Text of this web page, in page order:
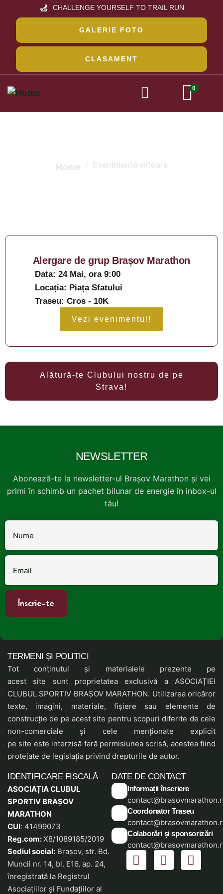
CHALLENGE YOURSELF TO TRAIL RUN
GALERIE FOTO
CLASAMENT
0
Home Evenimente viitoare
Alergare de grup Brașov Marathon
Data: 24 Mai, ora 9:00
Locația: Piața Sfatului
Traseu: Cros - 10K
Vezi evenimentul!
Alătură-te Clubului nostru de pe
Strava!
NEWSLETTER
Abonează-te la newsletter-ul Brașov Marathon și vei
primi în schimb un pachet bilunar de energie în inbox-ul
tău!
TERMENI ȘI POLITICI
Tot conținutul și materialele prezente pe
acest site sunt proprietatea exclusivă a ASOCIAȚIEI
CLUBUL SPORTIV BRAȘOV MARATHON. Utilizarea oricăror
texte, imagini, materiale, fișiere sau elemente de
construcție de pe acest site pentru scopuri diferite de cele
non-comerciale și cele menționate explicit
pe site este interzisă fară permisiunea scrisă, acestea fiind
protejate de legislația privind drepturile de autor.
IDENTIFICARE FISCALĂ
ASOCIAȚIA CLUBUL
SPORTIV BRAȘOV
MARATHON
CUI: 41499073
Reg.com:X8/1089185/2019
Sediul social: Braşov, str. Bd.
Muncii nr. 14, bl. E16, ap. 24,
înregistrată la Registrul
Asociaţiilor şi Fundațiilor al
DATE DE CONTACT
Informații înscriere
Coordonator Traseu
Colaborări și sponsorizări